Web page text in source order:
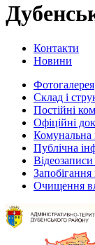
Контакти
Новини
Фотогалерея
Склад і
Постійні
Офіційні
Комунальна
Публічна
Відеозаписи
Запобігання
Очищення